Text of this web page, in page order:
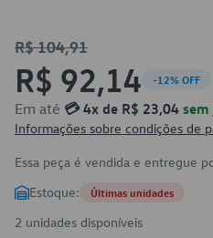
R$ 104,91
R$ 92,14 -12% OFF
Em até 💳 4x de R$ 23,04
Informações sobre condições de
Essa peça é vendida e entregue
Estoque: Últimas unidades
2 unidades disponíveis